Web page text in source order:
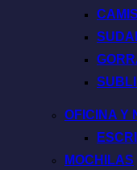
OFICINA Y
MOCHILAS